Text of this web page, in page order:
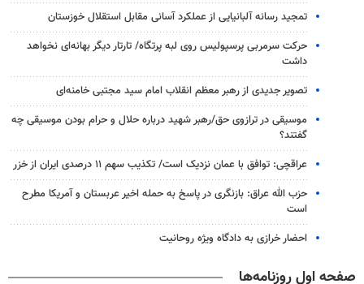
تمجید رسانه آلبانیایی از عملکرد آسانی مقابل استقلال خوزستان
حرکت سرمربی پرسپولیس روی لبه پرتگاه/ تارتار دیگر بهانه‌ای نخواهد
داشت
تصویر جدیدی از رهبر معظم انقلاب امام سید مجتبی خامنه‌ای
موسیقی در ترازوی حق/رهبر شهید درباره حلال و حرام بودن موسیقی چه
گفتند؟
عراقچی: توافق با عمان نزدیک است/ تکذیب سهم ۱۱ درصدی ایران از خزر
حزب الله عراق: بازنگری در پاسخ به حمله اخیر عربستان و آمریکا مطرح
است
احضار خرازی به دادگاه ویژه روحانیت
صفحه اول روزنامه‌ها